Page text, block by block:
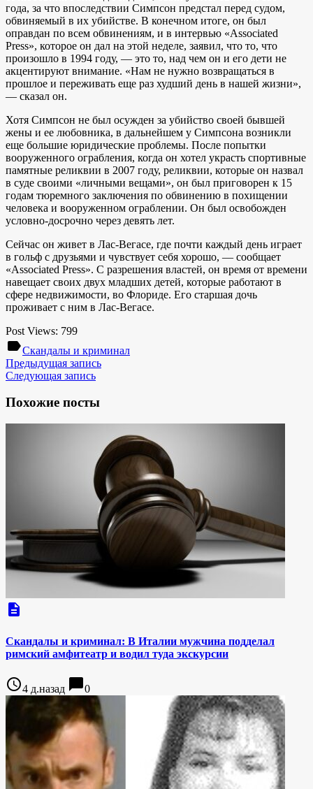
года, за что впоследствии Симпсон предстал перед судом,
обвиняемый в их убийстве. В конечном итоге, он был
оправдан по всем обвинениям, и в интервью «Associated
Press», которое он дал на этой неделе, заявил, что то, что
произошло в 1994 году, — это то, над чем он и его дети не
акцентируют внимание. «Нам не нужно возвращаться в
прошлое и переживать еще раз худший день в нашей жизни»,
— сказал он.
Хотя Симпсон не был осужден за убийство своей бывшей
жены и ее любовника, в дальнейшем у Симпсона возникли
еще большие юридические проблемы. После попытки
вооруженного ограбления, когда он хотел украсть спортивные
памятные реликвии в 2007 году, реликвии, которые он назвал
в суде своими «личными вещами», он был приговорен к 15
годам тюремного заключения по обвинению в похищении
человека и вооруженном ограблении. Он был освобожден
условно-досрочно через девять лет.
Сейчас он живет в Лас-Вегасе, где почти каждый день играет
в гольф с друзьями и чувствует себя хорошо, — сообщает
«Associated Press». С разрешения властей, он время от времени
навещает своих двух младших детей, которые работают в
сфере недвижимости, во Флориде. Его старшая дочь
проживает с ним в Лас-Вегасе.
Post Views: 799
labelСкандалы и криминал
Предыдущая запись
Следующая запись
Похожие посты
description
Скандалы и криминал: В Италии мужчина подделал
римский амфитеатр и водил туда экскурсии
access_time4 д.назад chat_bubble0